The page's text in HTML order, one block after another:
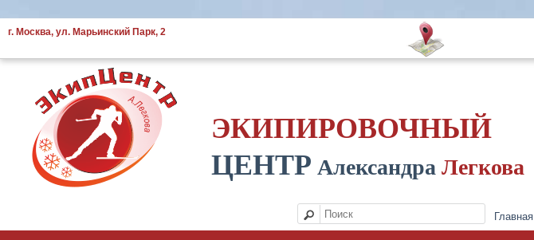
г. Москва, ул. Марьинский Парк, 2
ЭКИПИРОВОЧНЫЙ
ЦЕНТР Александра Легкова
Главная